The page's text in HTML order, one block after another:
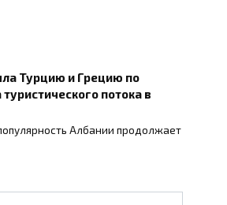
Турцию и Грецию по
потока в
Албании продолжает